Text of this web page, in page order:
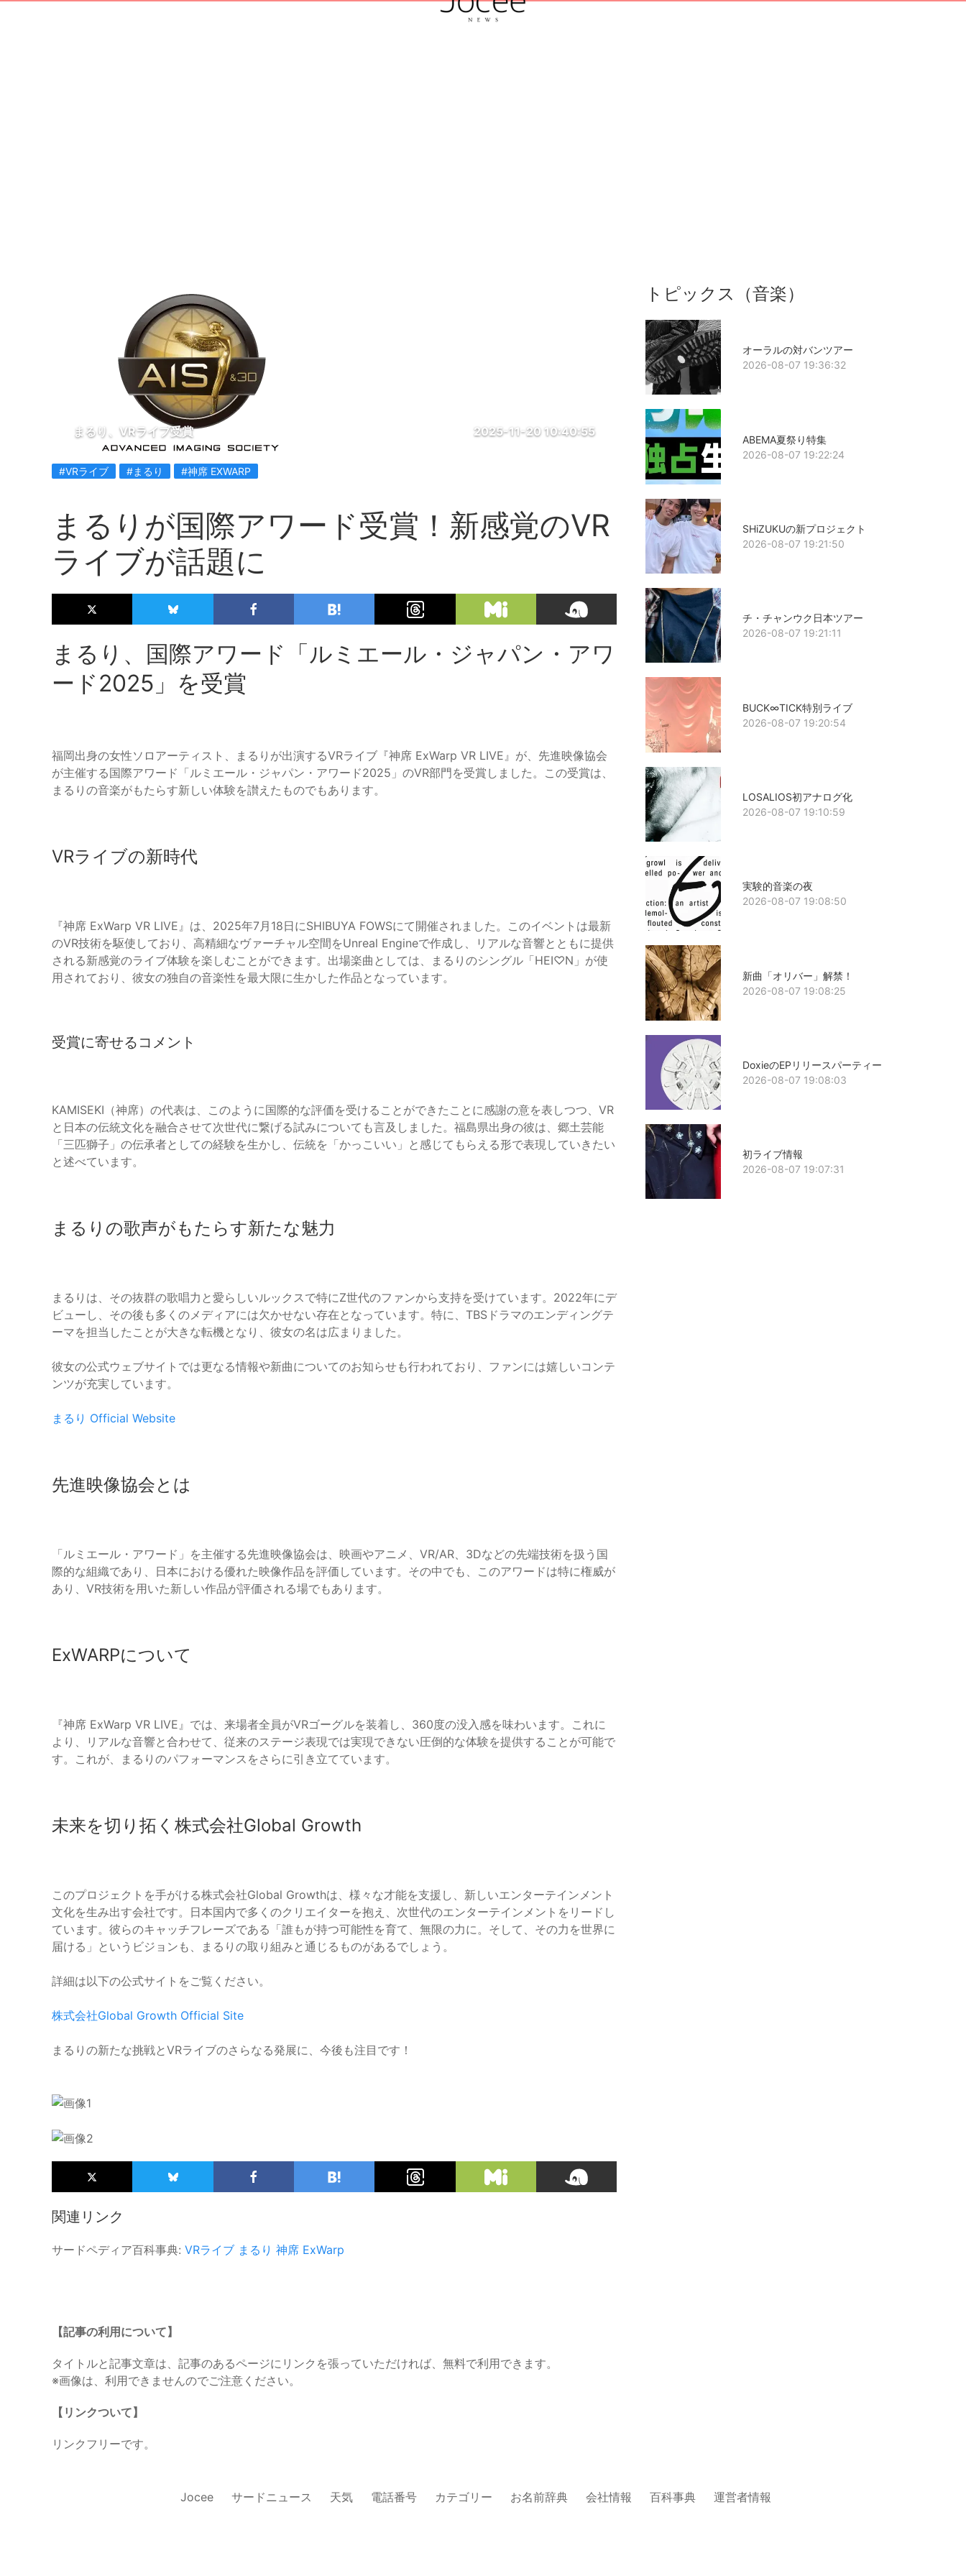
まるり、VRライブ受賞 2025-11-20 10:40:55
#VRライブ #まるり #神席 EXWARP
まるりが国際アワード受賞！新感覚のVR
ライブが話題に
まるり、国際アワード「ルミエール・ジャパン・アワ
ード2025」を受賞
福岡出身の女性ソロアーティスト、まるりが出演するVRライブ『神席 ExWarp VR LIVE』が、先進映像協会
が主催する国際アワード「ルミエール・ジャパン・アワード2025」のVR部門を受賞しました。この受賞は、
まるりの音楽がもたらす新しい体験を讃えたものでもあります。
VRライブの新時代
『神席 ExWarp VR LIVE』は、2025年7月18日にSHIBUYA FOWSにて開催されました。このイベントは最新
のVR技術を駆使しており、高精細なヴァーチャル空間をUnreal Engineで作成し、リアルな音響とともに提供
される新感覚のライブ体験を楽しむことができます。出場楽曲としては、まるりのシングル「HEI♡N」が使
用されており、彼女の独自の音楽性を最大限に生かした作品となっています。
受賞に寄せるコメント
KAMISEKI（神席）の代表は、このように国際的な評価を受けることができたことに感謝の意を表しつつ、VR
と日本の伝統文化を融合させて次世代に繋げる試みについても言及しました。福島県出身の彼は、郷土芸能
「三匹獅子」の伝承者としての経験を生かし、伝統を「かっこいい」と感じてもらえる形で表現していきたい
と述べています。
まるりの歌声がもたらす新たな魅力
まるりは、その抜群の歌唱力と愛らしいルックスで特にZ世代のファンから支持を受けています。2022年にデ
ビューし、その後も多くのメディアには欠かせない存在となっています。特に、TBSドラマのエンディングテ
ーマを担当したことが大きな転機となり、彼女の名は広まりました。
彼女の公式ウェブサイトでは更なる情報や新曲についてのお知らせも行われており、ファンには嬉しいコンテ
ンツが充実しています。
まるり Official Website
先進映像協会とは
「ルミエール・アワード」を主催する先進映像協会は、映画やアニメ、VR/AR、3Dなどの先端技術を扱う国
際的な組織であり、日本における優れた映像作品を評価しています。その中でも、このアワードは特に権威が
あり、VR技術を用いた新しい作品が評価される場でもあります。
ExWARPについて
『神席 ExWarp VR LIVE』では、来場者全員がVRゴーグルを装着し、360度の没入感を味わいます。これに
より、リアルな音響と合わせて、従来のステージ表現では実現できない圧倒的な体験を提供することが可能で
す。これが、まるりのパフォーマンスをさらに引き立てています。
未来を切り拓く株式会社Global Growth
このプロジェクトを手がける株式会社Global Growthは、様々な才能を支援し、新しいエンターテインメント
文化を生み出す会社です。日本国内で多くのクリエイターを抱え、次世代のエンターテインメントをリードし
ています。彼らのキャッチフレーズである「誰もが持つ可能性を育て、無限の力に。そして、その力を世界に
届ける」というビジョンも、まるりの取り組みと通じるものがあるでしょう。
詳細は以下の公式サイトをご覧ください。
株式会社Global Growth Official Site
まるりの新たな挑戦とVRライブのさらなる発展に、今後も注目です！
関連リンク
サードペディア百科事典: VRライブ まるり 神席 ExWarp
トピックス（音楽）
オーラルの対バンツアー
2026-08-07 19:36:32
ABEMA夏祭り特集
2026-08-07 19:22:24
SHiZUKUの新プロジェクト
2026-08-07 19:21:50
チ・チャンウク日本ツアー
2026-08-07 19:21:11
BUCK∞TICK特別ライブ
2026-08-07 19:20:54
LOSALIOS初アナログ化
2026-08-07 19:10:59
実験的音楽の夜
2026-08-07 19:08:50
新曲「オリバー」解禁！
2026-08-07 19:08:25
DoxieのEPリリースパーティー
2026-08-07 19:08:03
初ライブ情報
2026-08-07 19:07:31
【記事の利用について】
タイトルと記事文章は、記事のあるページにリンクを張っていただければ、無料で利用できます。
※画像は、利用できませんのでご注意ください。
【リンクついて】
リンクフリーです。
Jocee サードニュース 天気 電話番号 カテゴリー お名前辞典 会社情報 百科事典 運営者情報